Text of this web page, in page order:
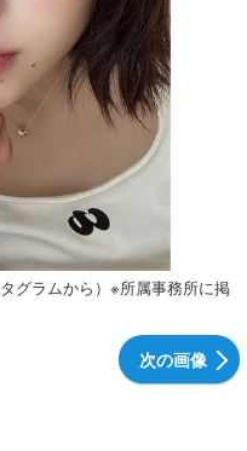
グラムから）※所属事務所に掲
次の画像